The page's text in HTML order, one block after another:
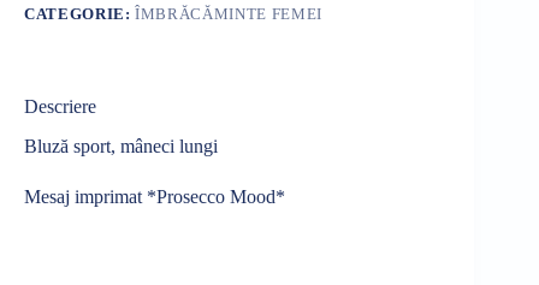
CATEGORIE:ÎMBRĂCĂMINTE FEMEI
Descriere
Bluză sport, mâneci lungi
Mesaj imprimat *Prosecco Mood*